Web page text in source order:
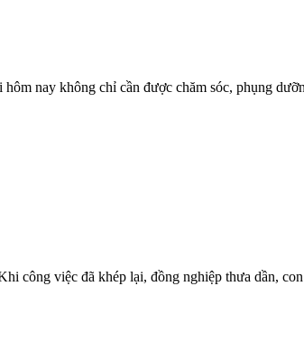
nay không chỉ cần được chăm sóc, phụng
công việc đã khép lại, đồng nghiệp thưa dần,